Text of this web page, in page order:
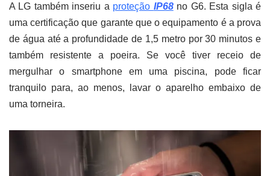
A LG também inseriu a proteção IP68no G6. Esta sigla é
uma certificação que garante que o equipamento é a prova
de água até a profundidade de 1,5 metro por 30 minutos e
também resistente a poeira. Se você tiver receio de
mergulhar o smartphone em uma piscina, pode ficar
tranquilo para, ao menos, lavar o aparelho embaixo de
uma torneira.